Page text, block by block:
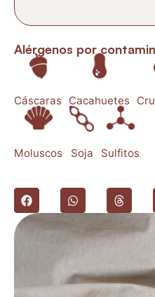
Alérgenos por
Cáscaras Cacahuetes
Moluscos Soja Sulfitos